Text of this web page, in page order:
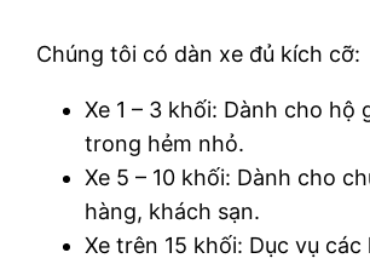
Chúng tôi có dàn xe đủ kích cỡ:
Xe 1 – 3 khối: Dành cho hộ
trong hẻm nhỏ.
Xe 5 – 10 khối: Dành cho
hàng, khách sạn.
Xe trên 15 khối: Dục vụ các